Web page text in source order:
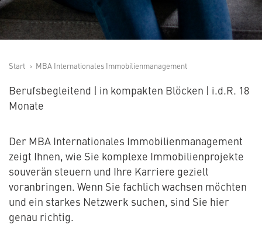
Start MBA Internationales Immobilienmanagement
Berufsbegleitend | in kompakten Blöcken | i.d.R. 18
Monate
Der MBA Internationales Immobilienmanagement
zeigt Ihnen, wie Sie komplexe Immobilienprojekte
souverän steuern und Ihre Karriere gezielt
voranbringen. Wenn Sie fachlich wachsen möchten
und ein starkes Netzwerk suchen, sind Sie hier
genau richtig.